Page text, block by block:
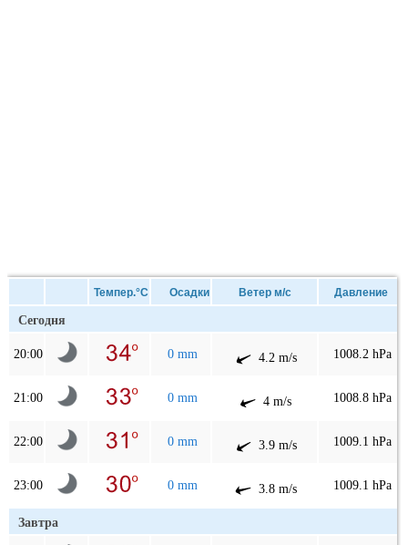
Темпер.°C Осадки Ветер м/с Давление
Сегодня
20:00 0 mm 4.2 m/s 1008.2 hPa
21:00 0 mm 4 m/s 1008.8 hPa
22:00 0 mm 3.9 m/s 1009.1 hPa
23:00 0 mm 3.8 m/s 1009.1 hPa
Завтра